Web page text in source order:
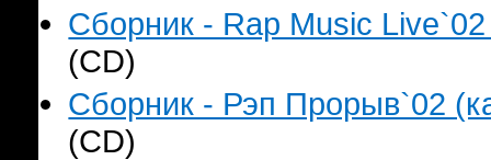
Сборник - Rap Music
(CD)
Сборник - Рэп Прорыв`02
(CD)